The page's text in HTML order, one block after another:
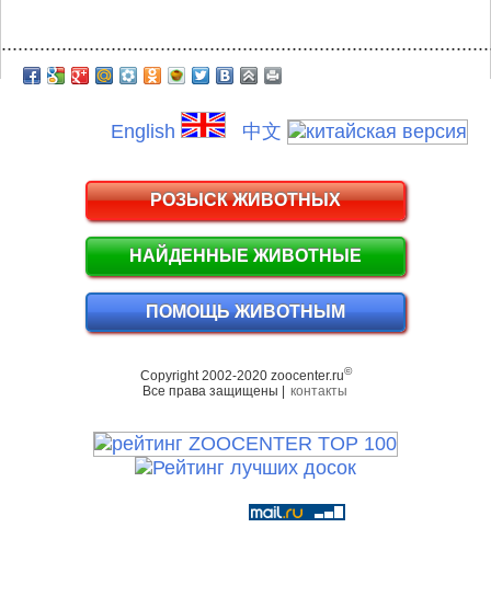
English 中文
РОЗЫСК ЖИВОТНЫХ
НАЙДЕННЫЕ ЖИВОТНЫЕ
ПОМОЩЬ ЖИВОТНЫМ
Copyright 2002-2020 zoocenter.ru©
Все права защищены | контакты